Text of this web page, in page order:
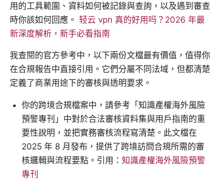
用的工具範圍、資料如何被記錄與查詢，以及遇到審查
時你該如何回應。 轻云 vpn 真的好用吗？2026 年最
新深度解析，新手必看指南
我查閱的官方參考中，以下兩份文檔最有價值，值得你
在合規報告中直接引用。它們分屬不同法域，但都清楚
定義了商業用途下的審核與透明要求。
你的跨境合規檔案中，請參考「知識產權海外風險
預警專刊」中對於合法審核資料集與用戶指南的重
要性說明，並把實務審核流程寫清楚。此文檔在
2025 年 8 月發布，提供了跨境訪問合規所需的審
核邏輯與流程要點。引用： 知識產權海外風險預警
專刊